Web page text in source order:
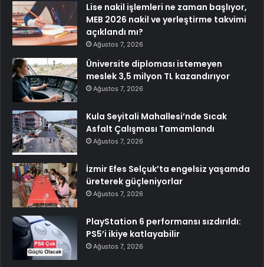
Lise nakil işlemleri ne zaman başlıyor,
MEB 2026 nakil ve yerleştirme takvimi
açıklandı mı?
Ağustos 7, 2026
Üniversite diploması istemeyen
meslek 3,5 milyon TL kazandırıyor
Ağustos 7, 2026
Kula Seyitali Mahallesi’nde Sıcak
Asfalt Çalışması Tamamlandı
Ağustos 7, 2026
İzmir Efes Selçuk’ta engelsiz yaşamda
üreterek güçleniyorlar
Ağustos 7, 2026
PlayStation 6 performansı sızdırıldı:
PS5’i ikiye katlayabilir
Ağustos 7, 2026